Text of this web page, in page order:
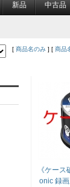
新品 中古品
[ 商品名のみ ] [ 商品
《ケー
onic 録